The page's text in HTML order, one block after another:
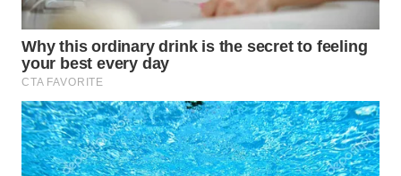
WISATA
LAPAK
WAHANA
Wahana
Network